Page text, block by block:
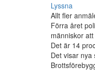
Lyssna
Allt fler
Förra året
människor
Det är 14
Det visar nya